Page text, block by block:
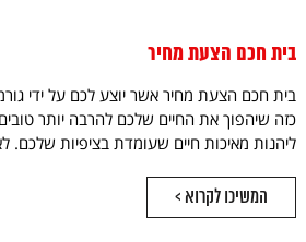
בית חכם הצעת מחיר
בית חכם הצעת מחיר אשר יוצע לכם על ידי
כזה שיהפוך את החיים שלכם להרבה יותר טובים
ליהנות מאיכות חיים שעומדת בציפיות שלכם.
המשיכו לקרוא >